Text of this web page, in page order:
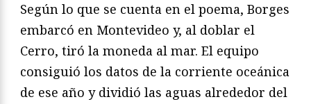
Según lo que se cuenta en el poema, Borges
embarcó en Montevideo y, al doblar el
Cerro, tiró la moneda al mar. El equipo
consiguió los datos de la corriente oceánica
de ese año y dividió las aguas alrededor del